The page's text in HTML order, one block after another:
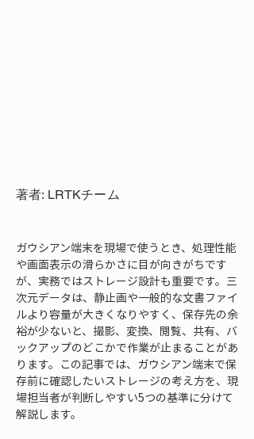
著者: LRTKチーム
ガウシアン端末を現場で使うとき、処理性能
や画面表示の滑らかさに目が向きがちです
が、実務ではストレージ設計も重要です。三
次元データは、静止画や一般的な文書ファイ
ルより容量が大きくなりやすく、保存先の余
裕が少ないと、撮影、変換、閲覧、共有、バ
ックアップのどこかで作業が止まることがあ
ります。この記事では、ガウシアン端末で保
存前に確認したいストレージの考え方を、現
場担当者が判断しやすい5つの基準に分けて
解説します。